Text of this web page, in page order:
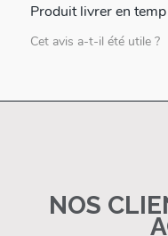
Produit livrer en temp
Cet avis a-t-il été utile ?
NOS